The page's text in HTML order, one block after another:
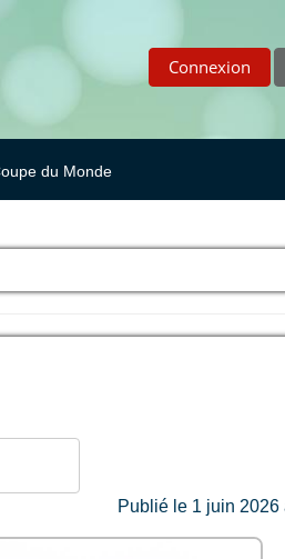
Connexion
du Monde
Publié le 1 juin 2026